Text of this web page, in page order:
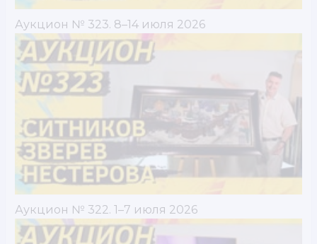
Аукцион № 323. 8–14 июля 2026
Аукцион № 322. 1–7 июля 2026